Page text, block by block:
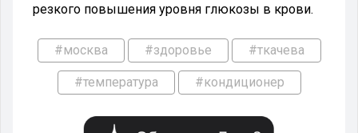
резкого повышения уровня глюкозы в крови.
#москва #здоровье #ткачева
#температура #кондиционер